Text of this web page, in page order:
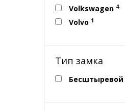
Volkswagen 4
Volvo 1
Тип замка
Бесштыревой